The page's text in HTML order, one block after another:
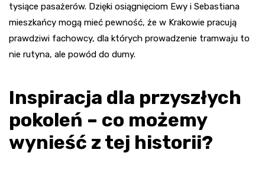
tysiące pasażerów. Dzięki osiągnięciom Ewy i Sebastiana
mieszkańcy mogą mieć pewność, że w Krakowie pracują
prawdziwi fachowcy, dla których prowadzenie tramwaju to
nie rutyna, ale powód do dumy.
Inspiracja dla przyszłych
pokoleń – co możemy
wynieść z tej historii?